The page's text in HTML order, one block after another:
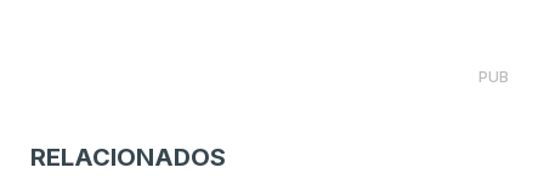
PUB
RELACIONADOS